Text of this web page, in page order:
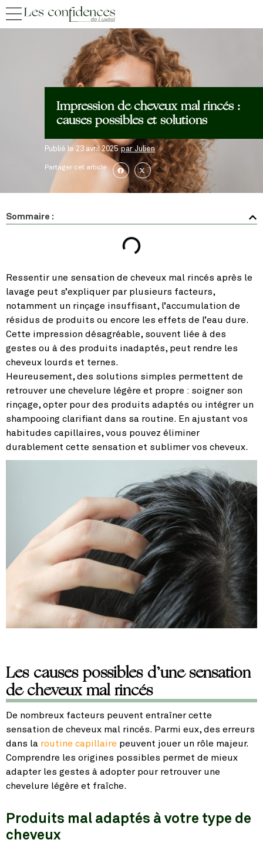
Impression de cheveux mal rincés :
causes possibles et solutions
Publié le 23 avril 2025 par Julien
Partager cet article
Sommaire :
Ressentir une sensation de cheveux mal rincés après le
lavage peut s’expliquer par plusieurs facteurs,
notamment un rinçage insuffisant, l’accumulation de
résidus de produits ou encore les effets de l’eau dure.
Cette impression désagréable, souvent liée à des
gestes ou à des produits inadaptés, peut rendre les
cheveux lourds et ternes.
Heureusement, des solutions simples permettent de
retrouver une chevelure légère et propre : soigner son
rinçage, opter pour des produits adaptés ou intégrer un
shampooing clarifiant dans sa routine. En ajustant vos
habitudes capillaires, vous pouvez éliminer
durablement cette sensation et sublimer vos cheveux.
Les causes possibles d’une sensation
de cheveux mal rincés
De nombreux facteurs peuvent entraîner cette
sensation de cheveux mal rincés. Parmi eux, des erreurs
dans la routine capillaire peuvent jouer un rôle majeur.
Comprendre les origines possibles permet de mieux
adapter les gestes à adopter pour retrouver une
chevelure légère et fraîche.
Produits mal adaptés à votre type de
cheveux